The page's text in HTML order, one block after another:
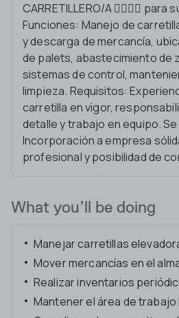
CARRETILLERO/A 👷‍♂️👷‍♀️ para
Funciones: Manejo de
y descarga de mercancía,
de palets, abastecimiento de
sistemas de control,
limpieza. Requisitos:
carretilla en vigor,
detalle y trabajo en equipo.
Incorporación a empresa
profesional y posibilidad de
What you’ll be doing
Manejar carretillas
Mover mercancías en el
Realizar inventarios
Mantener el área de trabajo